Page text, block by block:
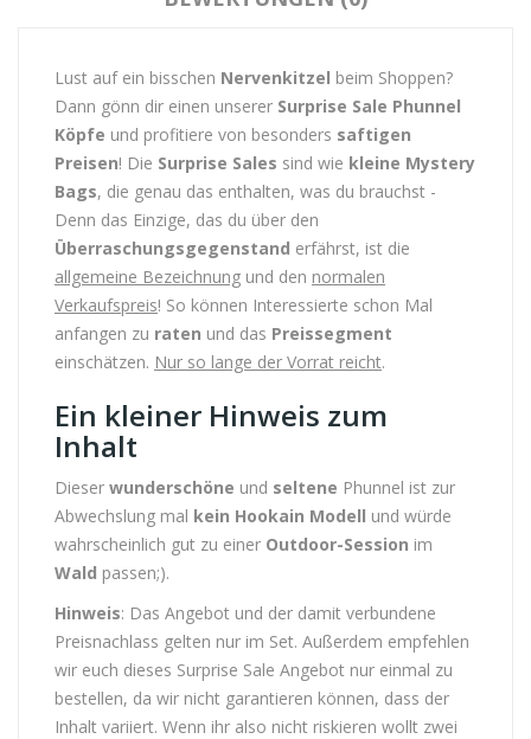
Lust auf ein bisschen Nervenkitzel beim Shoppen?
Dann gönn dir einen unserer Surprise Sale Phunnel
Köpfe und profitiere von besonders saftigen
Preisen! Die Surprise Sales sind wie kleine Mystery
Bags, die genau das enthalten, was du brauchst -
Denn das Einzige, das du über den
Überraschungsgegenstand erfährst, ist die
allgemeine Bezeichnung und den normalen
Verkaufspreis! So können Interessierte schon Mal
anfangen zu raten und das Preissegment
einschätzen. Nur so lange der Vorrat reicht.
Ein kleiner Hinweis zum
Inhalt
Dieser wunderschöne und seltene Phunnel ist zur
Abwechslung mal kein Hookain Modell und würde
wahrscheinlich gut zu einer Outdoor-Session im
Wald passen;).
Hinweis: Das Angebot und der damit verbundene
Preisnachlass gelten nur im Set. Außerdem empfehlen
wir euch dieses Surprise Sale Angebot nur einmal zu
bestellen, da wir nicht garantieren können, dass der
Inhalt variiert. Wenn ihr also nicht riskieren wollt zwei